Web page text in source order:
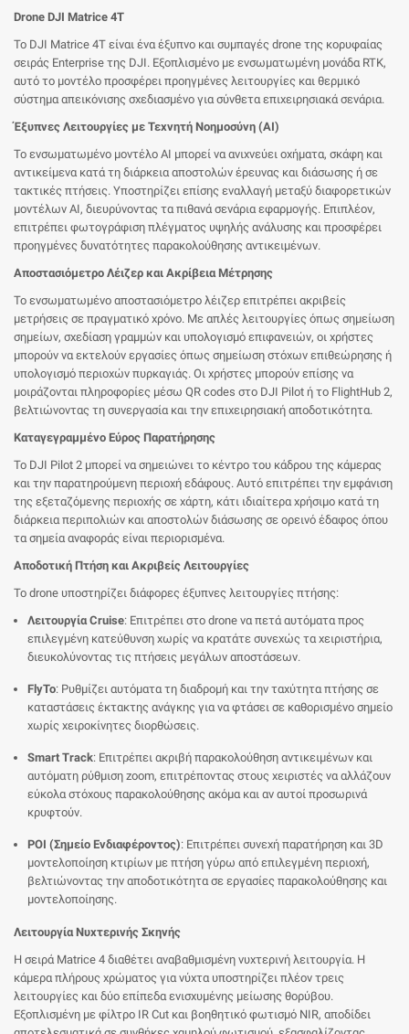
Drone DJI Matrice 4T
Το DJI Matrice 4T είναι ένα έξυπνο και συμπαγές drone της κορυφαίας
σειράς Enterprise της DJI. Εξοπλισμένο με ενσωματωμένη μονάδα RTK,
αυτό το μοντέλο προσφέρει προηγμένες λειτουργίες και θερμικό
σύστημα απεικόνισης σχεδιασμένο για σύνθετα επιχειρησιακά σενάρια.
Έξυπνες Λειτουργίες με Τεχνητή Νοημοσύνη (AI)
Το ενσωματωμένο μοντέλο AI μπορεί να ανιχνεύει οχήματα, σκάφη και
αντικείμενα κατά τη διάρκεια αποστολών έρευνας και διάσωσης ή σε
τακτικές πτήσεις. Υποστηρίζει επίσης εναλλαγή μεταξύ διαφορετικών
μοντέλων AI, διευρύνοντας τα πιθανά σενάρια εφαρμογής. Επιπλέον,
επιτρέπει φωτογράφιση πλέγματος υψηλής ανάλυσης και προσφέρει
προηγμένες δυνατότητες παρακολούθησης αντικειμένων.
Αποστασιόμετρο Λέιζερ και Ακρίβεια Μέτρησης
Το ενσωματωμένο αποστασιόμετρο λέιζερ επιτρέπει ακριβείς
μετρήσεις σε πραγματικό χρόνο. Με απλές λειτουργίες όπως σημείωση
σημείων, σχεδίαση γραμμών και υπολογισμό επιφανειών, οι χρήστες
μπορούν να εκτελούν εργασίες όπως σημείωση στόχων επιθεώρησης ή
υπολογισμό περιοχών πυρκαγιάς. Οι χρήστες μπορούν επίσης να
μοιράζονται πληροφορίες μέσω QR codes στο DJI Pilot ή το FlightHub 2,
βελτιώνοντας τη συνεργασία και την επιχειρησιακή αποδοτικότητα.
Καταγεγραμμένο Εύρος Παρατήρησης
Το DJI Pilot 2 μπορεί να σημειώνει το κέντρο του κάδρου της κάμερας
και την παρατηρούμενη περιοχή εδάφους. Αυτό επιτρέπει την εμφάνιση
της εξεταζόμενης περιοχής σε χάρτη, κάτι ιδιαίτερα χρήσιμο κατά τη
διάρκεια περιπολιών και αποστολών διάσωσης σε ορεινό έδαφος όπου
τα σημεία αναφοράς είναι περιορισμένα.
Αποδοτική Πτήση και Ακριβείς Λειτουργίες
Το drone υποστηρίζει διάφορες έξυπνες λειτουργίες πτήσης:
Λειτουργία Cruise: Επιτρέπει στο drone να πετά αυτόματα προς
επιλεγμένη κατεύθυνση χωρίς να κρατάτε συνεχώς τα χειριστήρια,
διευκολύνοντας τις πτήσεις μεγάλων αποστάσεων.
FlyTo: Ρυθμίζει αυτόματα τη διαδρομή και την ταχύτητα πτήσης σε
καταστάσεις έκτακτης ανάγκης για να φτάσει σε καθορισμένο σημείο
χωρίς χειροκίνητες διορθώσεις.
Smart Track: Επιτρέπει ακριβή παρακολούθηση αντικειμένων και
αυτόματη ρύθμιση zoom, επιτρέποντας στους χειριστές να αλλάζουν
εύκολα στόχους παρακολούθησης ακόμα και αν αυτοί προσωρινά
κρυφτούν.
POI (Σημείο Ενδιαφέροντος): Επιτρέπει συνεχή παρατήρηση και 3D
μοντελοποίηση κτιρίων με πτήση γύρω από επιλεγμένη περιοχή,
βελτιώνοντας την αποδοτικότητα σε εργασίες παρακολούθησης και
μοντελοποίησης.
Λειτουργία Νυχτερινής Σκηνής
Η σειρά Matrice 4 διαθέτει αναβαθμισμένη νυχτερινή λειτουργία. Η
κάμερα πλήρους χρώματος για νύχτα υποστηρίζει πλέον τρεις
λειτουργίες και δύο επίπεδα ενισχυμένης μείωσης θορύβου.
Εξοπλισμένη με φίλτρο IR Cut και βοηθητικό φωτισμό NIR, αποδίδει